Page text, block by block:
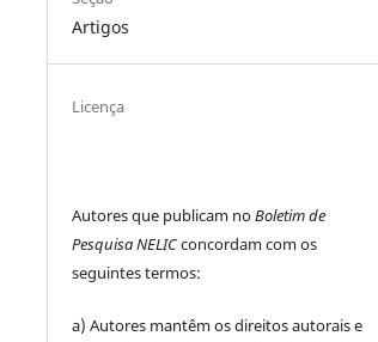
Artigos
Licença
Autores que publicam noBoletim de
Pesquisa NELICconcordam com os
seguintes termos:
a) Autores mantêm os direitos autorais e